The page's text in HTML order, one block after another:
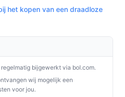
op een droge plaats en
wanneer hij niet in
de accu(’s) op voordat je
mondstukken en controleer
de verschillende standen
het kopen van een draadloze
bijgewerkt via bol.com.
wij mogelijk een
voor jou.